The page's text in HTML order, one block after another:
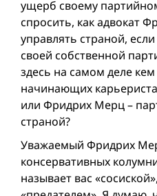
ущерб своему
спросить, как адвокат
управлять страной,
своей собственной
здесь на самом деле кем
начинающих
или Фридрих Мерц –
страной?
Уважаемый Фридрих
консервативных
называет вас